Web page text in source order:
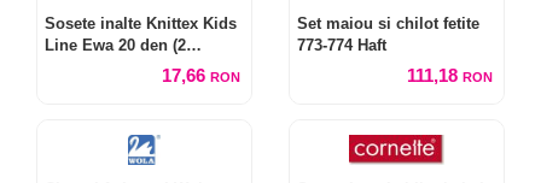
Sosete inalte Knittex Kids
Line Ewa 20 den (2
17,66 RON
Set maiou si chilot fetite
773-774 Haft
111,18 RON